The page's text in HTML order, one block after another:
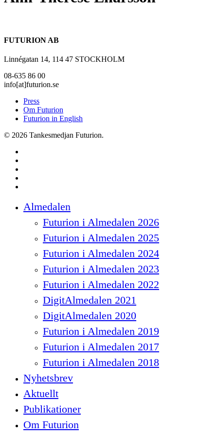
FUTURION AB
Linnégatan 14, 114 47 STOCKHOLM
08-635 86 00
info[at]futurion.se
Press
Om Futurion
Futurion in English
© 2026 Tankesmedjan Futurion.
Menu
Almedalen
Futurion i Almedalen 2026
Futurion i Almedalen 2025
Futurion i Almedalen 2024
Futurion i Almedalen 2023
Futurion i Almedalen 2022
DigitAlmedalen 2021
DigitAlmedalen 2020
Futurion i Almedalen 2019
Futurion i Almedalen 2017
Futurion i Almedalen 2018
Nyhetsbrev
Aktuellt
Publikationer
Om Futurion